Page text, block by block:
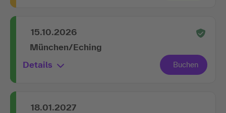
15.10.2026
München/Eching
Details
18.01.2027